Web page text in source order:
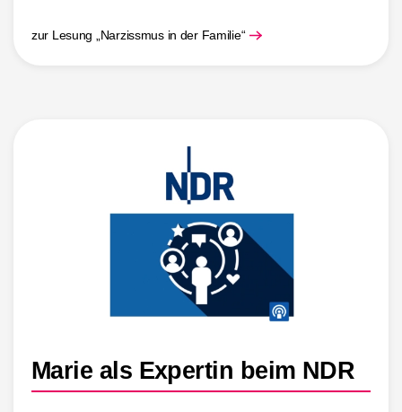
zur Lesung „Narzissmus in der Familie“
Marie als Expertin beim NDR